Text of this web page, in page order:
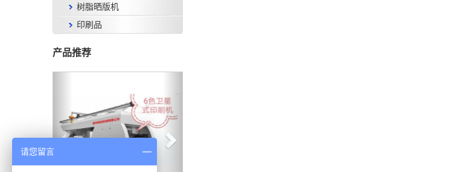
树脂晒版机
印刷品
产品推荐
YTW41000-C卫星式
印刷机
请您留言